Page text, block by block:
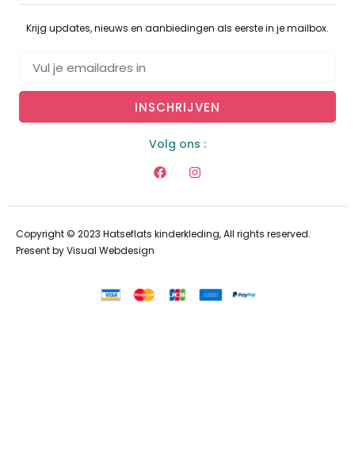
Krijg updates, nieuws en aanbiedingen als eerste in je mailbox.
INSCHRIJVEN
Volg ons :
Copyright © 2023 Hatseflats kinderkleding, All rights reserved.
Present byVisual Webdesign